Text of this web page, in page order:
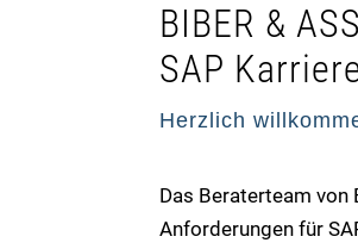
BIBER &
SAP
Herzlich
Das Beraterteam von
Anforderungen für